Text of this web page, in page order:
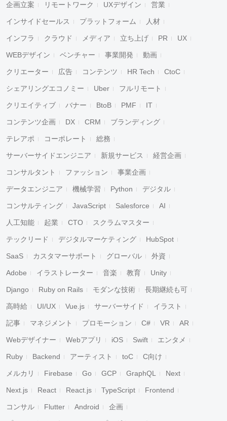
企画立案 リモートワーク UXデザイン 営業
インサイドセールス プラットフォーム 人材
インフラ クラウド メディア 立ち上げ PR UX
WEBデザイン ベンチャー 事業開発 動画
クリエーター 広告 コンテンツ HR Tech CtoC
シェアリングエコノミー Uber フルリモート
クリエイティブ バナー BtoB PMF IT
コンテンツ企画 DX CRM ブランディング
テレアポ コーポレート 総務
サーバーサイドエンジニア 新規サービス 経営企画
コンサルタント ファッション 事業企画
データエンジニア 機械学習 Python デジタル
コンサルティング JavaScript Salesforce AI
人工知能 起業 CTO スクラムマスター
テックリード デジタルマーケティング HubSpot
SaaS カスタマーサポート グローバル 外資
Adobe イラストレーター 音楽 教育 Unity
Django Ruby on Rails モダンな技術 長期継続も可
高時給 UI/UX Vue.js サーバーサイド イラスト
記事 マネジメント プロモーション C# VR AR
Webデザイナー Webアプリ iOS Swift エンタメ
Ruby Backend アーティスト toC C向け
メルカリ Firebase Go GCP GraphQL Next
Next.js React React.js TypeScript Frontend
コンサル Flutter Android 企画